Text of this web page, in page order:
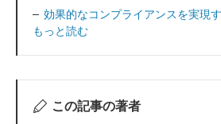
効果的なコンプライアンスを実現
もっと読む
この記事の著者